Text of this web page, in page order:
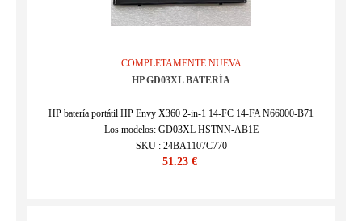
COMPLETAMENTE NUEVA
HP GD03XL BATERÍA
HP batería portátil HP Envy X360 2-in-1 14-FC 14-FA N66000-B71
Los modelos: GD03XL HSTNN-AB1E
SKU : 24BA1107C770
51.23 €